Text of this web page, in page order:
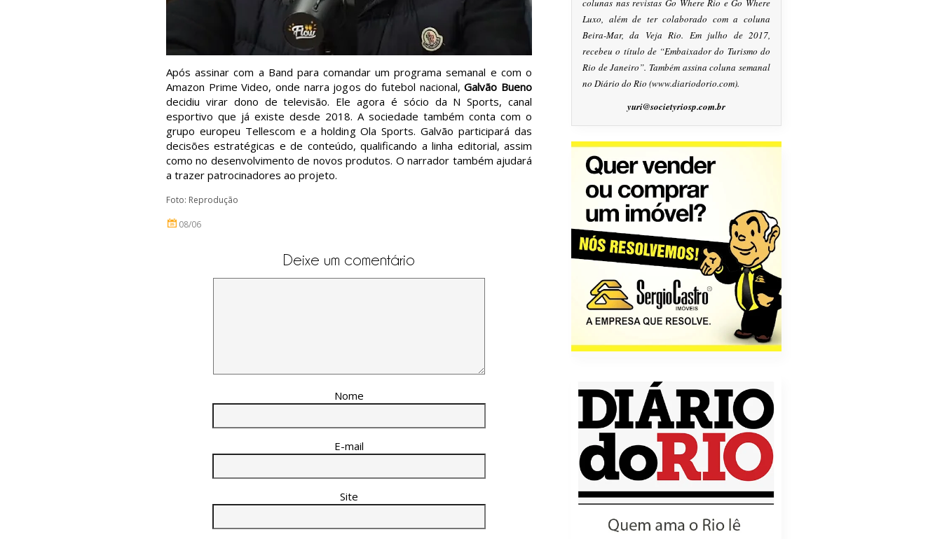
Após assinar com a Band para comandar um programa semanal e com o
Amazon Prime Video, onde narra jogos do futebol nacional,Galvão Bueno
decidiu virar dono de televisão. Ele agora é sócio da N Sports, canal
esportivo que já existe desde 2018. A sociedade também conta com o
grupo europeu Tellescom e a holding Ola Sports. Galvão participará das
decisões estratégicas e de conteúdo, qualificando a linha editorial, assim
como no desenvolvimento de novos produtos. O narrador também ajudará
a trazer patrocinadores ao projeto.
Foto: Reprodução
08/06
Deixe um comentário
Nome
E-mail
Site
colunas nas revistas Go Where Rio e Go Where
Luxo, além de ter colaborado com a coluna
Beira-Mar, da Veja Rio. Em julho de 2017,
recebeu o título de “Embaixador do Turismo do
Rio de Janeiro”. Também assina coluna semanal
no Diário do Rio (www.diariodorio.com).
yuri@societyriosp.com.br